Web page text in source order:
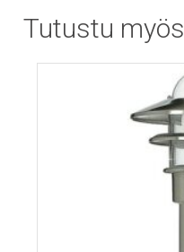
Tutustu myös